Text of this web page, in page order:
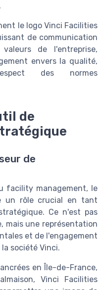
le logo Vinci Facilities
de communication
de l'entreprise,
envers la qualité,
des normes
de
de
facility management, le
un rôle crucial en tant
Ce n'est pas
mais une représentation
et de l'engagement
société Vinci.
en Île-de-France,
Vinci Facilities